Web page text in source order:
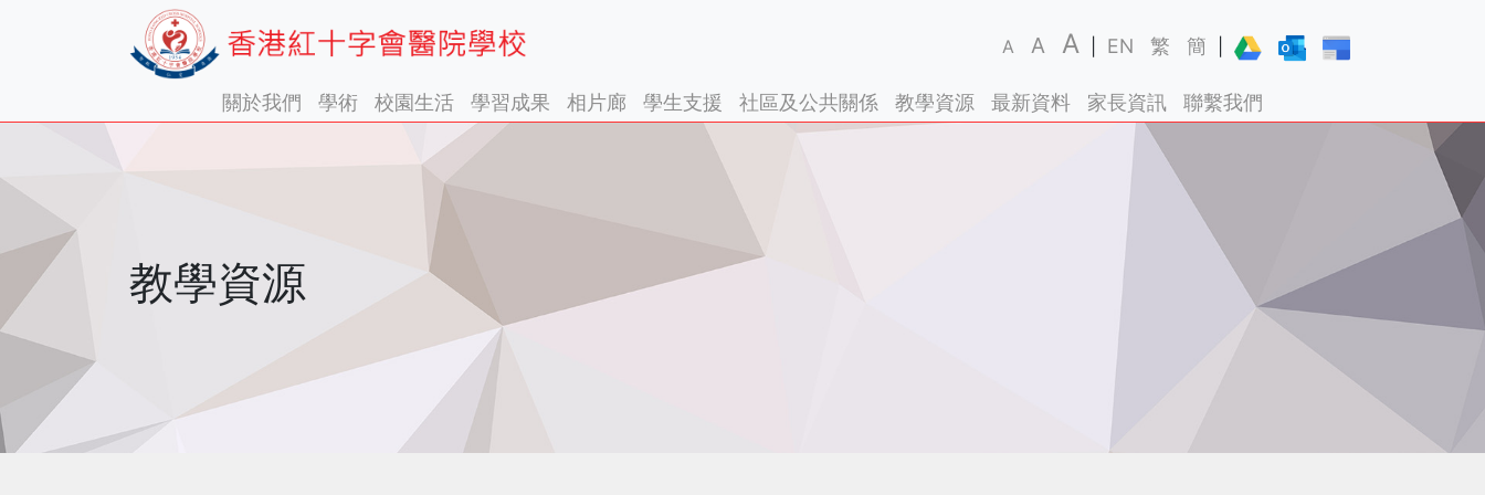
A A A EN 繁 簡
關於我們 學術 校園生活 學習成果 相片廊 學生支援 社區及公共關係 教學資源 最新資料 家長資訊 聯繫我們
教學資源